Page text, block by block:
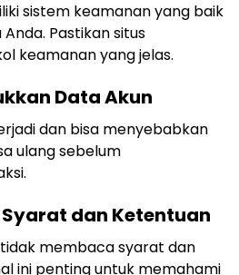
sistem keamanan yang baik
Pastikan situs
keamanan yang jelas.
Data Akun
dan bisa menyebabkan
ulang sebelum
dan Ketentuan
membaca syarat dan
ini penting untuk memahami